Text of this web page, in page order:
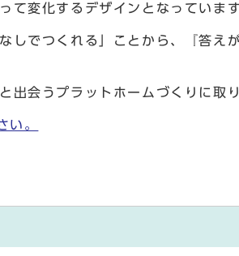
て変化するデザインとなっていま
でつくれる」ことから、『答え
会うプラットホームづくりに取
い。